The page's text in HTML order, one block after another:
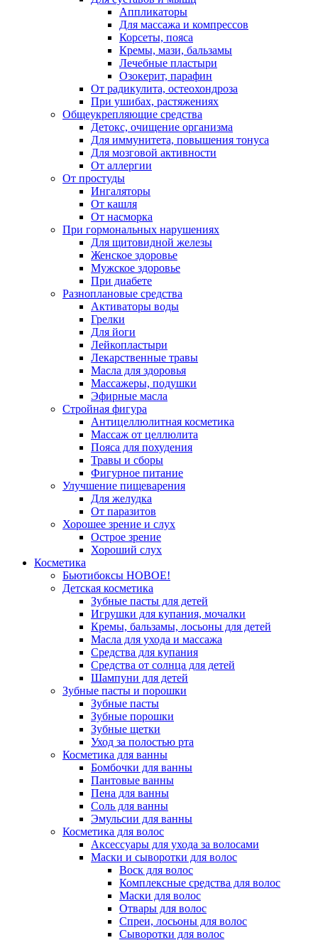
Аппликаторы
Для массажа и компрессов
Корсеты, пояса
Кремы, мази, бальзамы
Лечебные пластыри
Озокерит, парафин
От радикулита, остеохондроза
При ушибах, растяжениях
Общеукрепляющие средства
Детокс, очищение организма
Для иммунитета, повышения тонуса
Для мозговой активности
От аллергии
От простуды
Ингаляторы
От кашля
От насморка
При гормональных нарушениях
Для щитовидной железы
Женское здоровье
Мужское здоровье
При диабете
Разноплановые средства
Активаторы воды
Грелки
Для йоги
Лейкопластыри
Лекарственные травы
Масла для здоровья
Массажеры, подушки
Эфирные масла
Стройная фигура
Антицеллюлитная косметика
Массаж от целлюлита
Пояса для похудения
Травы и сборы
Фигурное питание
Улучшение пищеварения
Для желудка
От паразитов
Хорошее зрение и слух
Острое зрение
Хороший слух
Косметика
Бьютибоксы НОВОЕ!
Детская косметика
Зубные пасты для детей
Игрушки для купания, мочалки
Кремы, бальзамы, лосьоны для детей
Масла для ухода и массажа
Средства для купания
Средства от солнца для детей
Шампуни для детей
Зубные пасты и порошки
Зубные пасты
Зубные порошки
Зубные щетки
Уход за полостью рта
Косметика для ванны
Бомбочки для ванны
Пантовые ванны
Пена для ванны
Соль для ванны
Эмульсии для ванны
Косметика для волос
Аксессуары для ухода за волосами
Маски и сыворотки для волос
Воск для волос
Комплексные средства для волос
Маски для волос
Отвары для волос
Спреи, лосьоны для волос
Сыворотки для волос